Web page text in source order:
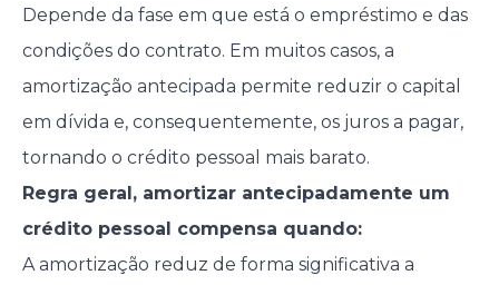
Depende da fase em que está o empréstimo e das
condições do contrato. Em muitos casos, a
amortização antecipada permite reduzir o capital
em dívida e, consequentemente, os juros a pagar,
tornando o crédito pessoal mais barato.
Regra geral, amortizar antecipadamente um
crédito pessoal compensa quando:
A amortização reduz de forma significativa a